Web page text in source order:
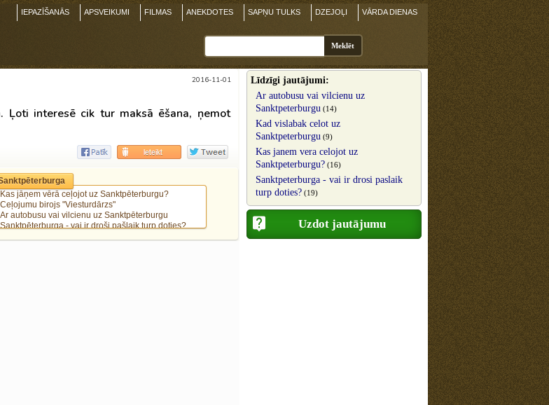
IEPAZĪŠANĀS APSVEIKUMI FILMAS ANEKDOTES SAPŅU TULKS DZEJOĻI VĀRDA DIENAS
Ļoti interesē cik tur maksā ēšana, ņemot
2016-11-01
Kas jāņem vērā ceļojot uz Sanktpēterburgu?
Ceļojumu birojs "Viesturdārzs"
Ar autobusu vai vilcienu uz Sanktpēterburgu
Sanktpēterburga - vai ir droši pašlaik turp doties?
Līdzīgi jautājumi:
Ar autobusu vai vilcienu uz
Sanktpeterburgu (14)
Kad vislabak celot uz
Sanktpeterburgu (9)
Kas janem vera celojot uz
Sanktpeterburgu?(16)
Sanktpeterburga - vai ir drosi paslaik
turp doties?(19)
Uzdot jautājumu